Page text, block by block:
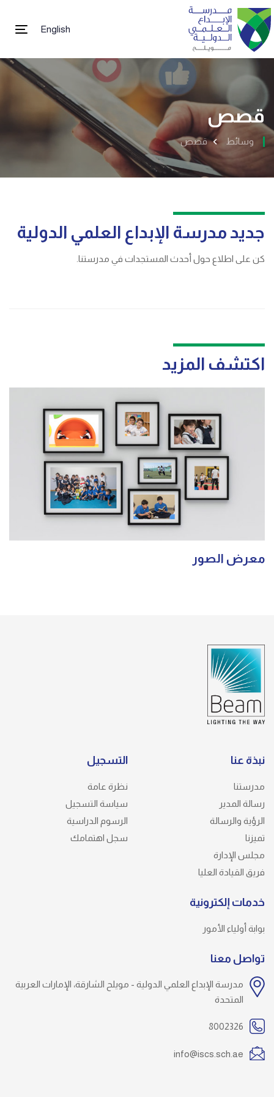
English
قصص
وسائط قصص
جديد مدرسة الإبداع العلمي الدولية
كن على اطلاع حول أحدث المستجدات في مدرستنا.
اكتشف المزيد
معرض الصور
نبذة عنا
مدرستنا
رسالة المدير
الرؤية والرسالة
تميزنا
مجلس الإدارة
فريق القيادة العليا
التسجيل
نظرة عامة
سياسة التسجيل
الرسوم الدراسية
سجل اهتمامك
خدمات إلكترونية
بوابة أولياء الأمور
تواصل معنا
مدرسة الإبداع العلمي الدولية - مويلح الشارقة، الإمارات العربية
المتحدة
8002326
info@iscs.sch.ae